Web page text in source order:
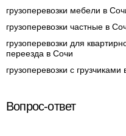
грузоперевозки мебели в
грузоперевозки частные в
грузоперевозки для
переезда в Сочи
грузоперевозки с грузчиками
Вопрос-ответ